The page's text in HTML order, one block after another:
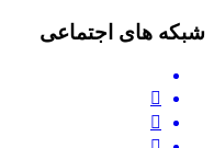
شبکه های اجتماعی